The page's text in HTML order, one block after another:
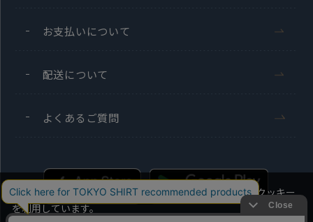
お支払いについて
配送について
よくあるご質問
当社のウェブサイトでは、お客様の利便性向上のためにクッキー
を利用しています。